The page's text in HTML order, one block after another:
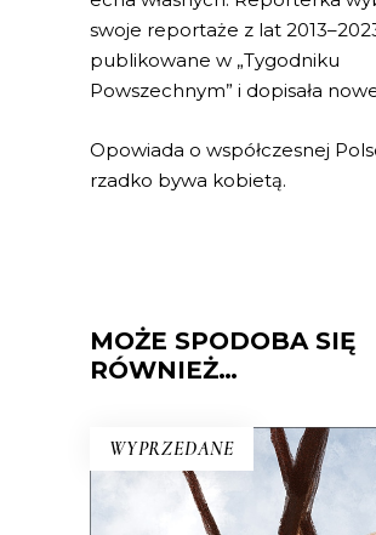
swoje reportaże z lat
publikowane w „Tygodniku
Powszechnym” i dopisała
Opowiada o współczesnej
rzadko bywa kobietą.
MOŻE SPODOBA SIĘ
RÓWNIEŻ…
WYPRZEDANE